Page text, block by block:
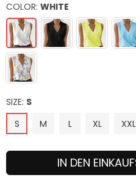
COLOR: WHITE
SIZE: S
S
M L XL XXL
IN DEN